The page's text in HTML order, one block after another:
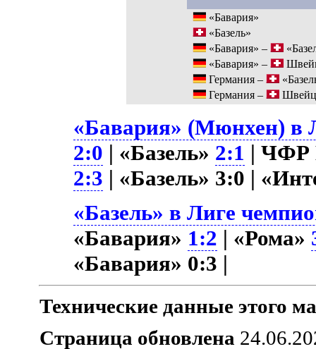
«Бавария»
«Базель»
«Бавария» –
«Бавария» –
Германия –
Германия –
«Бавария» (Мюнхен) в
2:0 | «Базель» 2:1 | ЧФР
2:3 | «Базель» 3:0 |
«Базель» в Лиге
«Бавария» 1:2 | «Рома»
«Бавария» 0:3 |
Технические данные этого
Страница обновлена